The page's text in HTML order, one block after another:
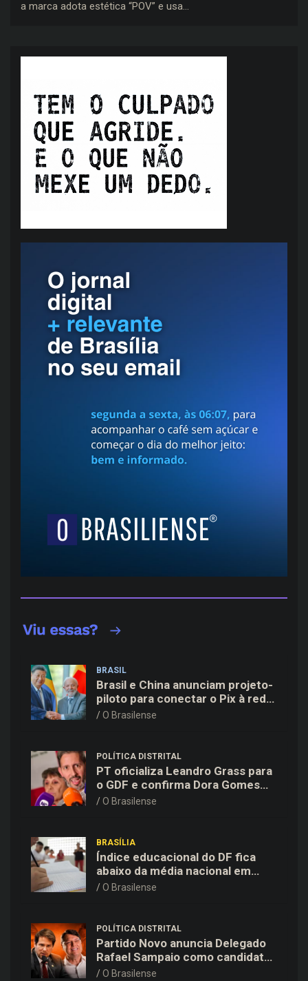
a marca adota estética “POV” e usa…
BRASIL
Brasil e China anunciam projeto-
piloto para conectar o Pix à rede
de pagamentos chinesa
O Brasilense
POLÍTICA DISTRITAL
PT oficializa Leandro Grass para
o GDF e confirma Dora Gomes
como vice na chapa majoritária
O Brasilense
BRASÍLIA
Índice educacional do DF fica
abaixo da média nacional em
todas as etapas de ensino,
O Brasilense
POLÍTICA DISTRITAL
Partido Novo anuncia Delegado
Rafael Sampaio como candidato
a vice-governador na chapa de
O Brasilense